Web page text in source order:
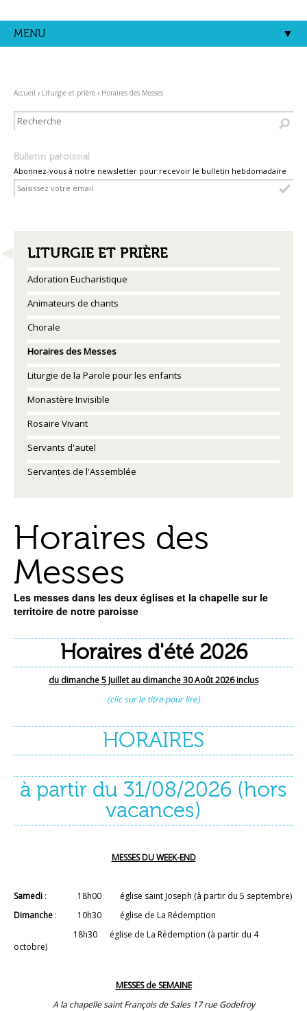
contenu.
|
MENU
Accueil › Liturgie et prière › Horaires des Messes
Bulletin paroissial
Abonnez-vous à notre newsletter pour recevoir le bulletin hebdomadaire
NAVIGATION
LITURGIE ET PRIÈRE
Adoration Eucharistique
Animateurs de chants
Chorale
Horaires des Messes
Liturgie de la Parole pour les enfants
Monastère Invisible
Rosaire Vivant
Servants d'autel
Servantes de l'Assemblée
Horaires des
Messes
Les messes dans les deux églises et la chapelle sur le
territoire de notre paroisse
Horaires d'été 2026
du dimanche 5 Juillet au dimanche 30 Août 2026 inclus
(clic sur le titre pour lire)
HORAIRES
à partir du 31/08/2026 (hors
vacances)
MESSES DU WEEK-END
Samedi : 18h00 église saint Joseph (à partir du 5 septembre)
Dimanche : 10h30 église de La Rédemption
18h30 église de La Rédemption (à partir du 4
octobre)
MESSES de SEMAINE
A la chapelle saint François de Sales 17 rue Godefroy